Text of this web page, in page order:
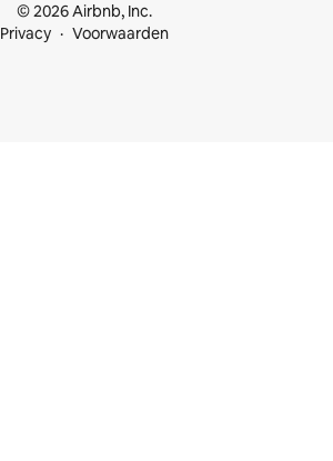
© 2026 Airbnb, Inc.
Privacy
Voorwaarden